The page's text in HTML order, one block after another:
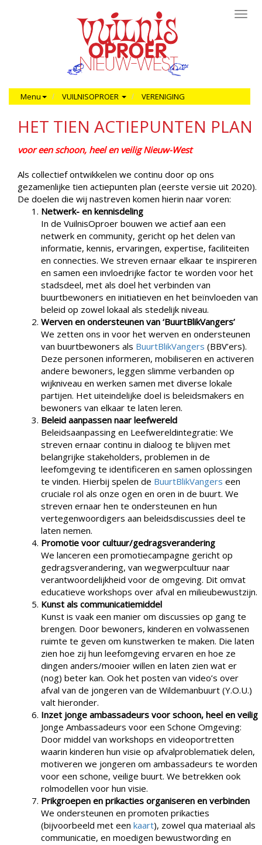
Menu VUILNISOPROER VERENIGING
HET TIEN ACTIEPUNTEN PLAN
voor een schoon, heel en veiligNieuw-West
Als collectief ontwikkelen we continu door op ons
gezamenlijke tien actiepunten plan (eerste versie uit 2020).
De doelen die wij nastreven komen hierin naar voren:
Netwerk- en kennisdeling
In de VuilnisOproer bouwen we actief aan een
netwerk en community, gericht op het delen van
informatie, kennis, ervaringen, expertise, faciliteiten
en connecties. We streven ernaar elkaar te inspireren
en samen een invloedrijke factor te worden voor het
stadsdeel, met als doel het verbinden van
buurtbewoners en initiatieven en het beïnvloeden van
beleid op zowel lokaal als stedelijk niveau.
Werven en ondersteunen van ‘BuurtBlikVangers’
We zetten ons in voor het werven en ondersteunen
van buurtbewoners als BuurtBlikVangers (BBV’ers).
Deze personen informeren, mobiliseren en activeren
andere bewoners, leggen slimme verbanden op
wijkniveau en werken samen met diverse lokale
partijen. Het uiteindelijke doel is beleidsmakers en
bewoners van elkaar te laten leren.
Beleid aanpassen naar leefwereld
Beleidsaanpassing en Leefwereldintegratie: We
streven ernaar continu in dialoog te blijven met
belangrijke stakeholders, problemen in de
leefomgeving te identificeren en samen oplossingen
te vinden. Hierbij spelen de BuurtBlikVangers een
cruciale rol als onze ogen en oren in de buurt. We
streven ernaar hen te ondersteunen en hun
vertegenwoordigers aan beleidsdiscussies deel te
laten nemen.
Promotie voor cultuur/gedragsverandering
We lanceren een promotiecampagne gericht op
gedragsverandering, van wegwerpcultuur naar
verantwoordelijkheid voor de omgeving. Dit omvat
educatieve workshops over afval en milieubewustzijn.
Kunst als communicatiemiddel
Kunst is vaak een manier om discussies op gang te
brengen. Door bewoners, kinderen en volwassenen
ruimte te geven om kunstwerken te maken. Die laten
zien hoe zij hun leefomgeving ervaren en hoe ze
dingen anders/mooier willen en laten zien wat er
(nog) beter kan. Ook het posten van video’s over
afval van de jongeren van de Wildemanbuurt (Y.O.U.)
valt hieronder.
Inzet jonge ambassadeurs voor schoon, heel en veilig
Jonge Ambassadeurs voor een Schone Omgeving:
Door middel van workshops en videoportretten
waarin kinderen hun visie op afvalproblematiek delen,
motiveren we jongeren om ambassadeurs te worden
voor een schone, veilige buurt. We betrekken ook
rolmodellen voor hun visie.
Prikgroepen en prikacties organiseren en verbinden
We ondersteunen en promoten prikacties
(bijvoorbeeld met een kaart), zowel qua materiaal als
communicatie, en moedigen bewustwording en